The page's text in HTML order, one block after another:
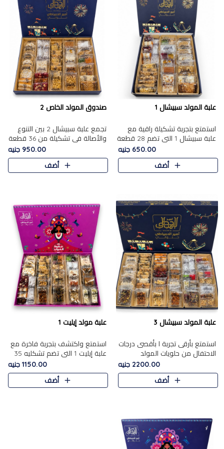
علبة المولد سبيشال 1
استمتع بتجربة تشكيلة راقية مع
علبة سبيشال 1 التي تضم 28 قطعة
من تشكيلة مختارة بعناية من أفخر
حلويات المولد المصرية الأصلية
الشرقية. تحتوي ال..
650.00 جنيه
أضف
صندوق المولد الخاص 2
تجمع علبة سبيشال 2 بين التنوع
والأصالة في تشكيلة من 36 قطعة
تضم أشهر حلويات المولد الشرقية.
تحتوي العلبة على الجزرية بالفول،
والجزرية بالبن..
950.00 جنيه
أضف
علبة المولد سبيشال 3
استمتع بأرقى تجربة ا بأقصى درجات
الاحتفال من حلويات المولد
المصريه الأصيلة مع هذه الفخامة
مع علبة سبيشال 3 التي تضم 56
قطعة من تشكيلة استثن..
2200.00 جنيه
أضف
علبة مولد إيليت 1
استمتع واكتشف بتجربة فاخرة مع
علبة إيليت 1 التي تضم تشكليه 35
قطعة من أرقى حلويات المولد
المصري الأصيلة ,معروضة بشكل
جميل في علبة أنيقة ، في..
1150.00 جنيه
أضف